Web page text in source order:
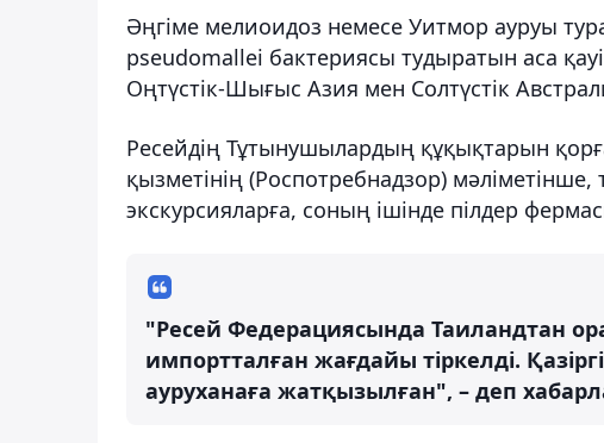
Әңгіме мелиоидоз немесе Уитмор ауруы
pseudomallei бактериясы тудыратын аса
Оңтүстік-Шығыс Азия мен Солтүстік
Ресейдің Тұтынушылардың құқықтарын
қызметінің (Роспотребнадзор) мәліметінше,
экскурсияларға, соның ішінде пілдер
"Ресей Федерациясында Таиландтан
импортталған жағдайы тіркелді.
ауруханаға жатқызылған", – деп